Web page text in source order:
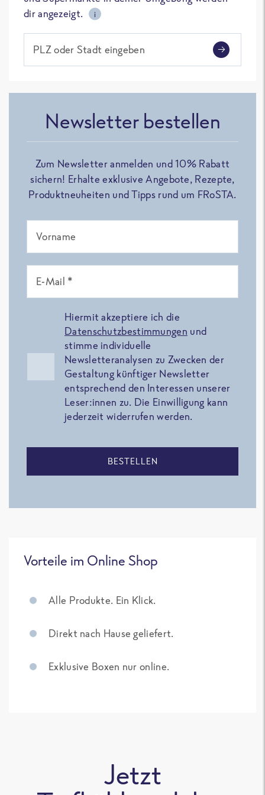
dir angezeigt.
i
PLZ oder Stadt eingeben
Newsletter bestellen
Zum Newsletter anmelden und 10% Rabatt
sichern! Erhalte exklusive Angebote, Rezepte,
Produktneuheiten und Tipps rund um FRoSTA.
Vorname
E-Mail *
Hiermit akzeptiere ich die
Datenschutzbestimmungen und
stimme individuelle
Newsletteranalysen zu Zwecken der
Gestaltung künftiger Newsletter
entsprechend den Interessen unserer
Leser:innen zu. Die Einwilligung kann
jederzeit widerrufen werden.
BESTELLEN
Vorteile im Online Shop
Alle Produkte. Ein Klick.
Direkt nach Hause geliefert.
Exklusive Boxen nur online.
Jetzt